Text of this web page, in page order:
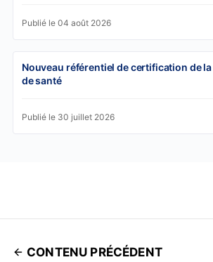
Publié le 04 août 2026
Nouveau référentiel de certification de
de santé
Publié le 30 juillet 2026
CONTENU PRÉCÉDENT